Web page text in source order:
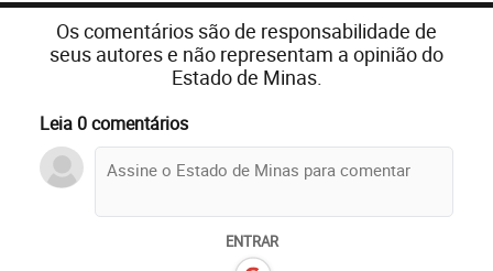
Os comentários são de responsabilidade de
seus autores e não representam a opinião do
Estado de Minas.
Leia 0 comentários
ENTRAR